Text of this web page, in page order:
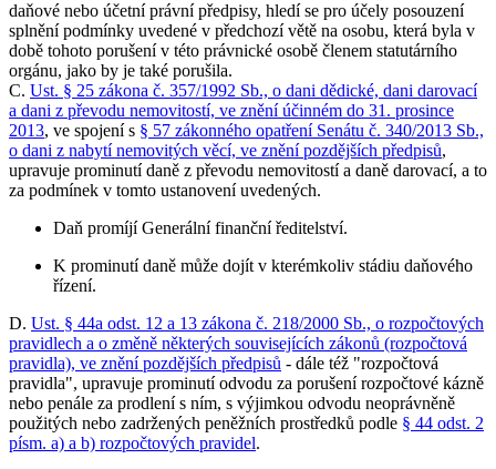
daňové nebo účetní právní předpisy, hledí se pro účely posouzení
splnění podmínky uvedené v předchozí větě na osobu, která byla v
době tohoto porušení v této právnické osobě členem statutárního
orgánu, jako by je také porušila.
C. Ust. § 25 zákona č. 357/1992 Sb., o dani dědické, dani darovací
a dani z převodu nemovitostí, ve znění účinném do 31. prosince
2013, ve spojení s § 57 zákonného opatření Senátu č. 340/2013 Sb.,
o dani z nabytí nemovitých věcí, ve znění pozdějších předpisů,
upravuje prominutí daně z převodu nemovitostí a daně darovací, a to
za podmínek v tomto ustanovení uvedených.
Daň promíjí Generální finanční ředitelství.
K prominutí daně může dojít v kterémkoliv stádiu daňového
řízení.
D. Ust. § 44a odst. 12 a 13 zákona č. 218/2000 Sb., o rozpočtových
pravidlech a o změně některých souvisejících zákonů (rozpočtová
pravidla), ve znění pozdějších předpisů - dále též "rozpočtová
pravidla", upravuje prominutí odvodu za porušení rozpočtové kázně
nebo penále za prodlení s ním, s výjimkou odvodu neoprávněně
použitých nebo zadržených peněžních prostředků podle § 44 odst. 2
písm. a) a b) rozpočtových pravidel.